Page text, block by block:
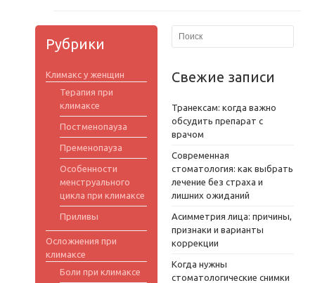
Рубрики
Климакс у женщин
Терапия при
климаксе
Постменопауза
Пременопауза
Особенности
менструального
цикла при климаксе
Приливы
Осложнения при
климаксе
Боли при климаксе
Свежие записи
Транексам: когда важно
обсудить препарат с
врачом
Современная
стоматология: как выбрать
лечение без страха и
лишних ожиданий
Асимметрия лица: причины,
признаки и варианты
коррекции
Когда нужны
стоматологические снимки